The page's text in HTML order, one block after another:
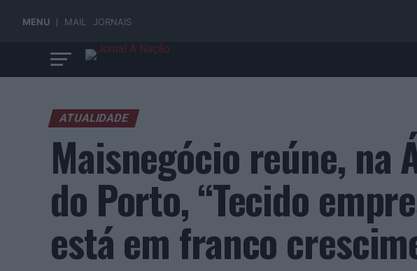
MENU MAIL JORNAIS
ATUALIDADE
Maisnegócio reúne, na
do Porto, “Tecido
está em franco